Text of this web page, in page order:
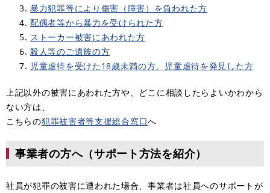
暴力犯罪等により傷害（障害）を負われた方
配偶者等から暴力を受けられた方
ストーカー被害にあわれた方
殺人等のご遺族の方
児童虐待を受けた18歳未満の方、児童虐待を発見した方
上記以外の被害にあわれた方や、どこに相談したらよいかわから
ない方は、
こちらの犯罪被害者等支援総合窓口へ
事業者の方へ（サポート方法を紹介）
社員が犯罪の被害に遭われた場合、事業者は社員へのサポートが